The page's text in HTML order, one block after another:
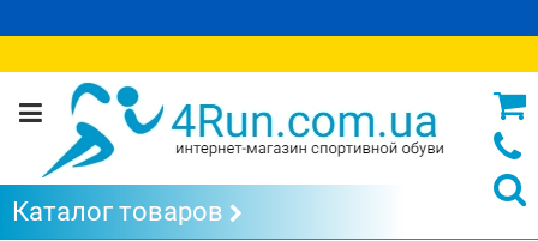
Каталог товаров